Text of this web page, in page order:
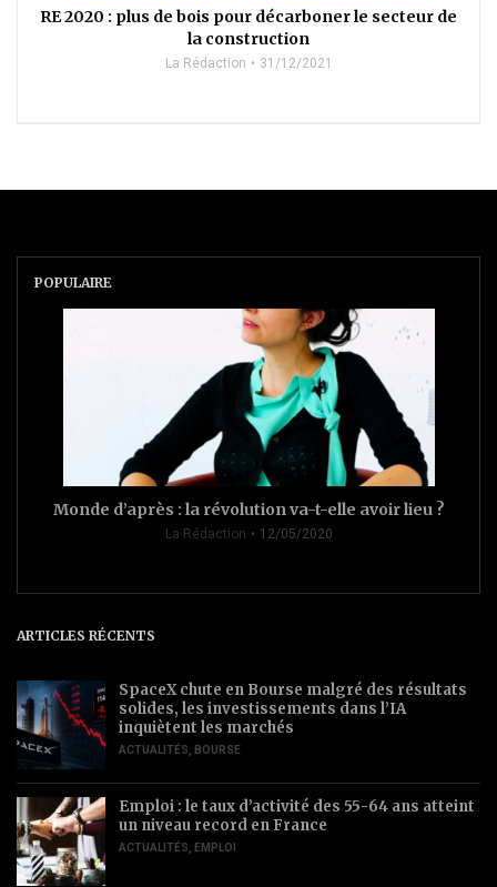
RE 2020 : plus de bois pour décarboner le secteur de
la construction
La Rédaction 31/12/2021
POPULAIRE
Monde d’après : la révolution va-t-elle avoir lieu ?
La Rédaction 12/05/2020
ARTICLES RÉCENTS
SpaceX chute en Bourse malgré des résultats
solides, les investissements dans l’IA
inquiètent les marchés
ACTUALITÉS, BOURSE
Emploi : le taux d’activité des 55-64 ans atteint
un niveau record en France
ACTUALITÉS, EMPLOI